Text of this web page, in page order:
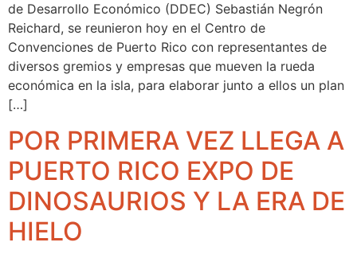
de Desarrollo Económico (DDEC) Sebastián Negrón
Reichard, se reunieron hoy en el Centro de
Convenciones de Puerto Rico con representantes de
diversos gremios y empresas que mueven la rueda
económica en la isla, para elaborar junto a ellos un plan
[…]
POR PRIMERA VEZ LLEGA A
PUERTO RICO EXPO DE
DINOSAURIOS Y LA ERA DE
HIELO